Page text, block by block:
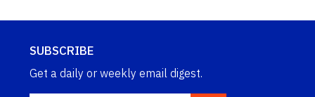
SUBSCRIBE
Get a daily or weekly email digest.